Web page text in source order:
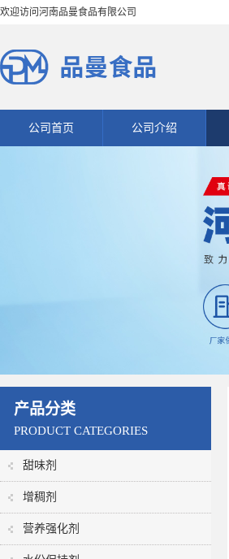
欢迎访问河南品曼食品有限公司
公司首页 公司介绍
产品分类
PRODUCT CATEGORIES
甜味剂
增稠剂
营养强化剂